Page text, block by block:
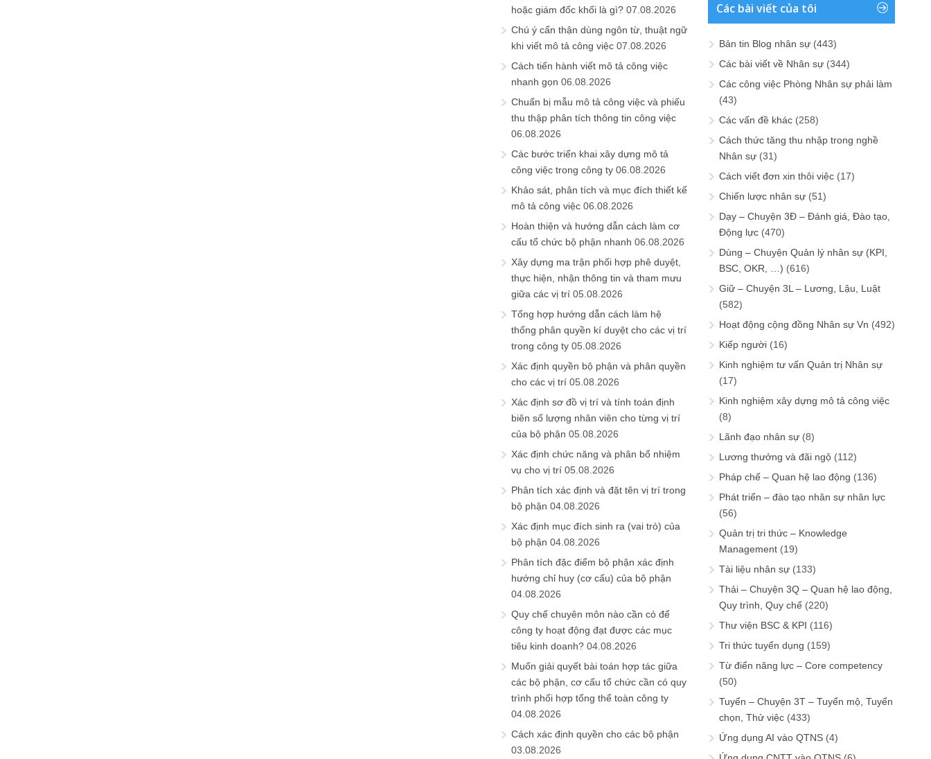
hoặc giám đốc khối là gì? 07.08.2026
Chú ý cẩn thận dùng ngôn từ, thuật ngữ
khi viết mô tả công việc 07.08.2026
Cách tiến hành viết mô tả công việc
nhanh gọn 06.08.2026
Chuẩn bị mẫu mô tả công việc và phiếu
thu thập phân tích thông tin công việc
06.08.2026
Các bước triển khai xây dựng mô tả
công việc trong công ty 06.08.2026
Khảo sát, phân tích và mục đích thiết kế
mô tả công việc 06.08.2026
Hoàn thiện và hướng dẫn cách làm cơ
cấu tổ chức bộ phận nhanh 06.08.2026
Xây dựng ma trận phối hợp phê duyệt,
thực hiện, nhận thông tin và tham mưu
giữa các vị trí 05.08.2026
Tổng hợp hướng dẫn cách làm hệ
thống phân quyền kí duyệt cho các vị trí
trong công ty 05.08.2026
Xác định quyền bộ phận và phân quyền
cho các vị trí 05.08.2026
Xác định sơ đồ vị trí và tính toán định
biên số lượng nhân viên cho từng vị trí
của bộ phận 05.08.2026
Xác định chức năng và phân bổ nhiệm
vụ cho vị trí 05.08.2026
Phân tích xác định và đặt tên vị trí trong
bộ phận 04.08.2026
Xác định mục đích sinh ra (vai trò) của
bộ phận 04.08.2026
Phân tích đặc điểm bộ phận xác định
hướng chỉ huy (cơ cấu) của bộ phận
04.08.2026
Quy chế chuyên môn nào cần có để
công ty hoạt động đạt được các mục
tiêu kinh doanh? 04.08.2026
Muốn giải quyết bài toán hợp tác giữa
các bộ phận, cơ cấu tổ chức cần có quy
trình phối hợp tổng thể toàn công ty
04.08.2026
Cách xác định quyền cho các bộ phận
03.08.2026
Các bài viết của tôi
Bản tin Blog nhân sự (443)
Các bài viết về Nhân sự (344)
Các công việc Phòng Nhân sự phải làm
(43)
Các vấn đề khác (258)
Cách thức tăng thu nhập trong nghề
Nhân sự (31)
Cách viết đơn xin thôi việc (17)
Chiến lược nhân sự (51)
Dạy – Chuyện 3Đ – Đánh giá, Đào tạo,
Động lực (470)
Dùng – Chuyện Quản lý nhân sự (KPI,
BSC, OKR, …) (616)
Giữ – Chuyện 3L – Lương, Lậu, Luật
(582)
Hoạt động cộng đồng Nhân sự Vn (492)
Kiếp người (16)
Kinh nghiệm tư vấn Quản trị Nhân sự
(17)
Kinh nghiệm xây dựng mô tả công việc
(8)
Lãnh đạo nhân sự (8)
Lương thưởng và đãi ngộ (112)
Pháp chế – Quan hệ lao động (136)
Phát triển – đào tạo nhân sự nhân lực
(56)
Quản trị tri thức – Knowledge
Management (19)
Tài liệu nhân sự (133)
Thải – Chuyện 3Q – Quan hệ lao động,
Quy trình, Quy chế (220)
Thư viện BSC & KPI (116)
Tri thức tuyển dụng (159)
Từ điển năng lực – Core competency
(50)
Tuyển – Chuyện 3T – Tuyển mộ, Tuyển
chọn, Thử việc (433)
Ứng dụng AI vào QTNS (4)